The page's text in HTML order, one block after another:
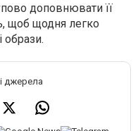
доповнювати її
щоб щодня легко
образи.
джерела